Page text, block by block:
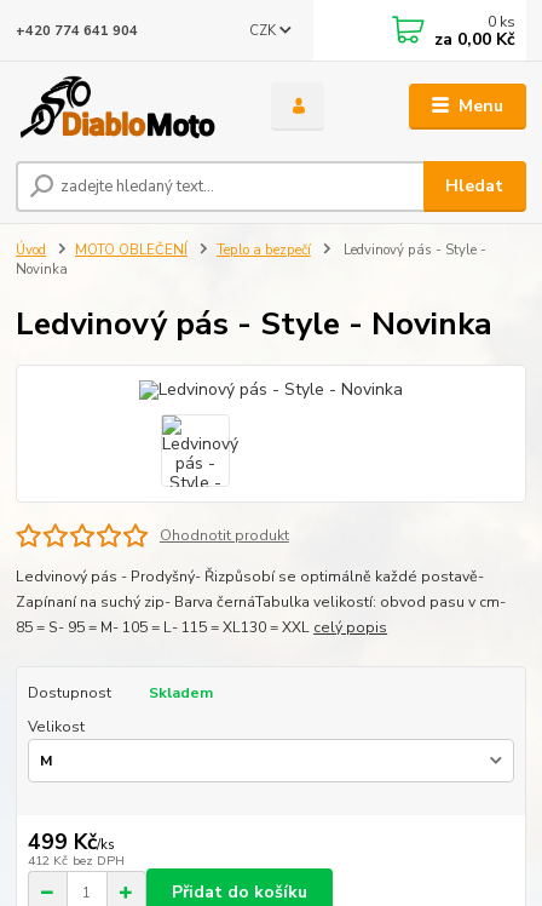
Menu
CZK
Hledat
+420 774 641 904 0 ks
za 0,00 Kč
Úvod MOTO OBLEČENÍ Teplo a bezpečí
Ledvinový pás - Style -
Novinka
Ledvinový pás - Style - Novinka
Ohodnotit produkt
Ledvinový pás - Prodyšný- Řizpůsobí se optimálně každé postavě-
Zapínaní na suchý zip- Barva černáTabulka velikostí: obvod pasu v cm-
85 = S- 95 = M- 105 = L- 115 = XL130 = XXL celý popis
Dostupnost
Skladem
Velikost
499 Kč/ks
412 Kč bez DPH
Přidat do košíku